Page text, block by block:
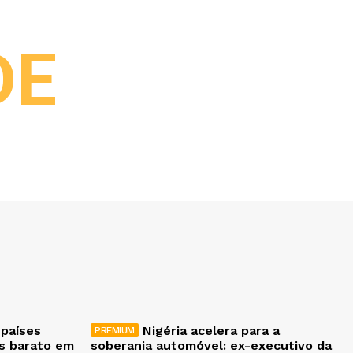
barato em
Nigéria acelera para a
soberania automóvel: ex-executivo da